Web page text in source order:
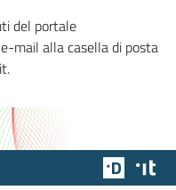
del portale
mail alla casella di posta
t.
Team